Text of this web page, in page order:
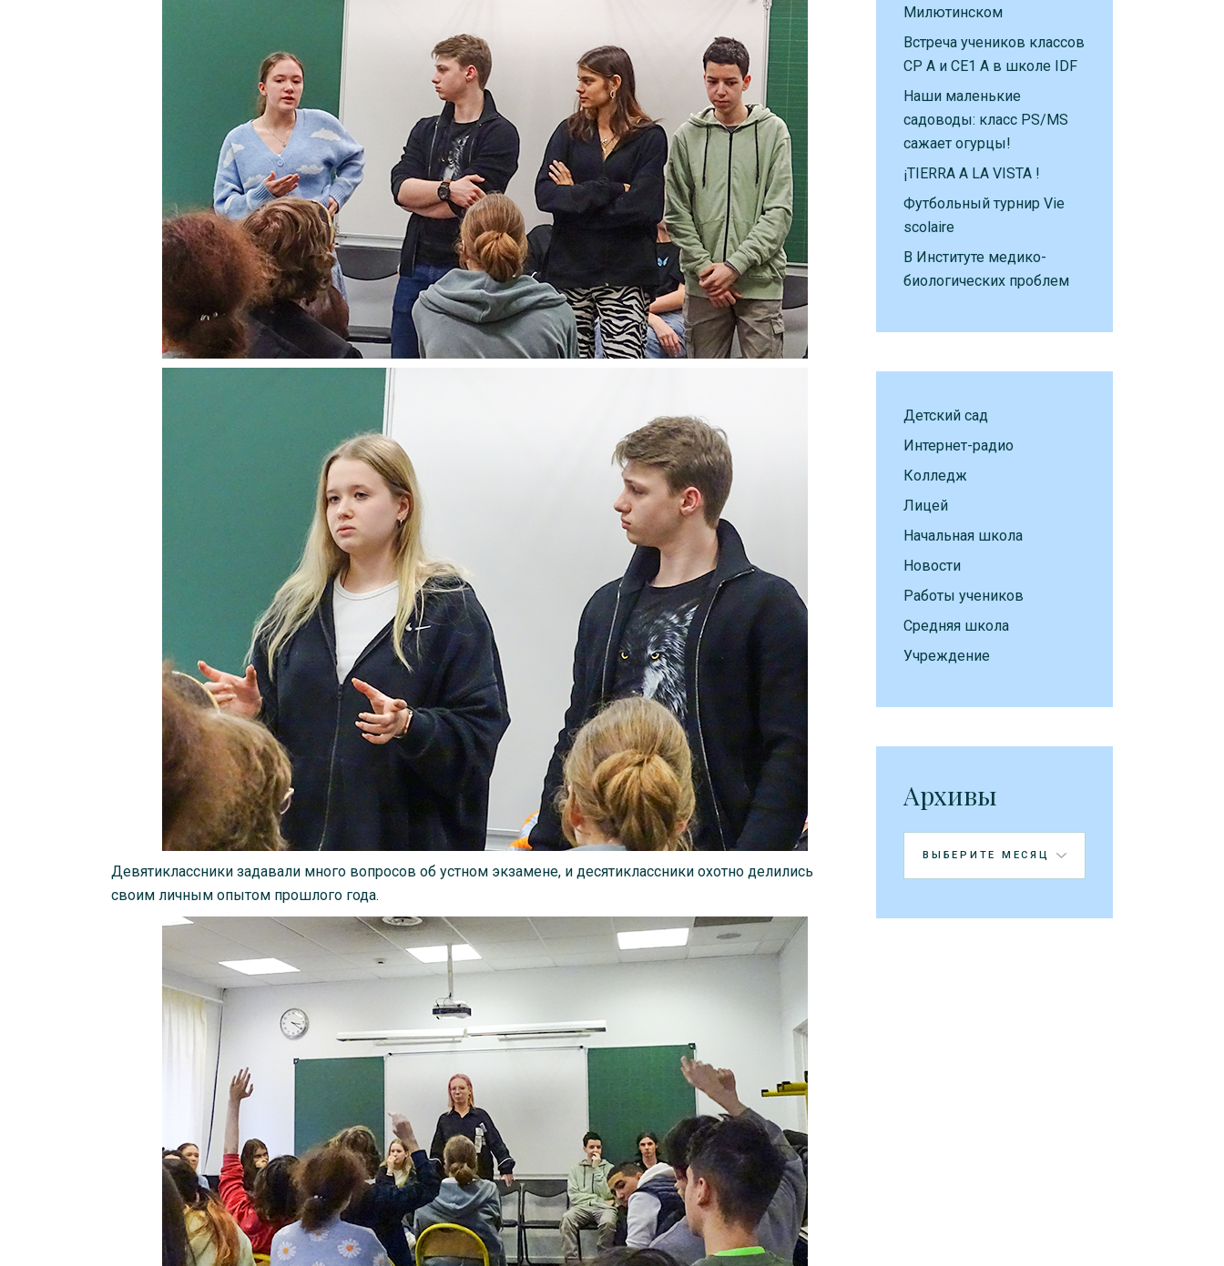
Девятиклассники задавали много вопросов об устном экзамене, и десятиклассники охотно делились
своим личным опытом прошлого года.
Милютинском
Встреча учеников классов
CP A и CE1 A в школе IDF
Наши маленькие
садоводы: класс PS/MS
сажает огурцы!
¡TIERRA A LA VISTA !
Футбольный турнир Vie
scolaire
В Институте медико-
биологических проблем
Детский сад
Интернет-радио
Колледж
Лицей
Начальная школа
Новости
Работы учеников
Средняя школа
Учреждение
Архивы
Архивы